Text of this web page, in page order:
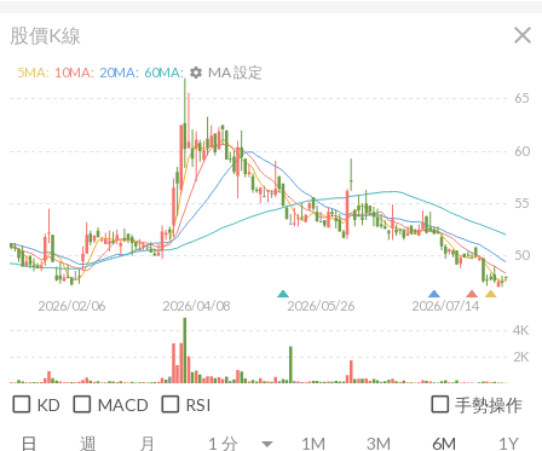
股價K線 close
日 週 月 1M 3M 6M 1Y
2026/02/06 2026/04/08 2026/05/26 2026/07/14
50
55
60
65
2K
4K
5MA: 10MA: 20MA: 60MA: settings MA 設定
KD MACD RSI 手勢操作